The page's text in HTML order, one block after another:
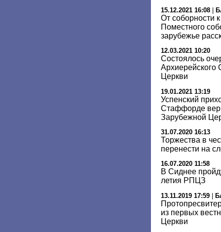
15.12.2021 16:08
От соборности
Поместного
зарубежье
12.03.2021 10:20
Состоялось
Архиерейского
Церкви
19.01.2021 13:19
Успенский
Стаффорде
Зарубежной
31.07.2020 16:13
Торжества в
перенести на
16.07.2020 11:58
В Сиднее
летия РПЦЗ
13.11.2019 17:59 |
из первых
Церкви